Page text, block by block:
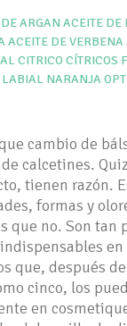
ARGAN ACEITE DE
ACEITE DE VERBENA
CITRICO CÍTRICOS
LABIAL NARANJA
cambio de
calcetines.
tienen razón.
formas y
que no. Son tan
que, después
cinco, los
en